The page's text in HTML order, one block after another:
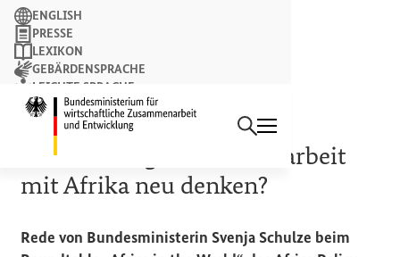
Suchbegriff
Suchen
ENGLISH
PRESSE
LEXIKON
GEBÄRDENSPRACHE
LEICHTE SPRACHE
NEWSLETTER
24. JANUAR 2024
Entwicklungszusammenarbeit
mit Afrika neu denken?
Rede von Bundesministerin Svenja Schulze beim